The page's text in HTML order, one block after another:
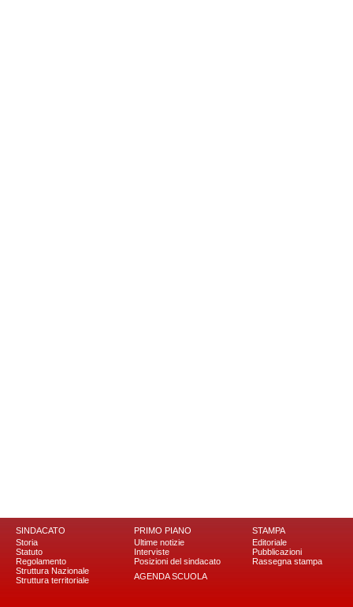
SINDACATO
Storia
Statuto
Regolamento
Struttura Nazionale
Struttura territoriale
PRIMO PIANO
Ultime notizie
Interviste
Posizioni del sindacato
AGENDA SCUOLA
STAMPA
Editoriale
Pubblicazioni
Rassegna stampa